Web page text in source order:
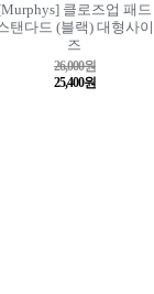
클로즈업 패드
탠다드 (블랙) 대형사이
즈
26,000원
25,400원